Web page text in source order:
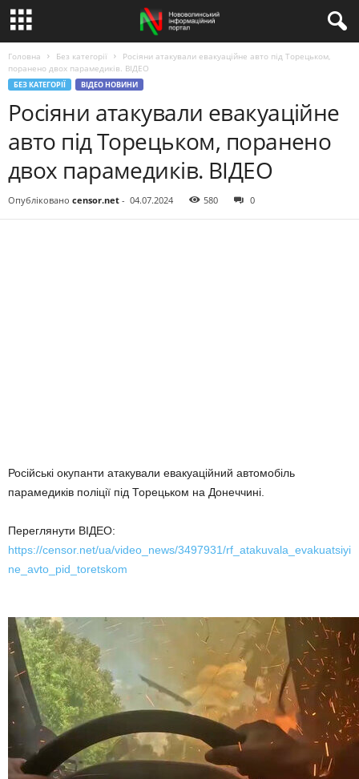
Головна Без категорії
Росіяни атакували евакуаційне авто під Торецьком,
поранено двох парамедиків. ВIДЕО
БЕЗ КАТЕГОРІЇ ВІДЕО НОВИНИ
Росіяни атакували евакуаційне
авто під Торецьком, поранено
двох парамедиків. ВIДЕО
Опубліковано censor.net - 04.07.2024 580 0
Російські окупанти атакували евакуаційний автомобіль
парамедиків поліції під Торецьком на Донеччині.
Переглянути ВІДЕО:
https://censor.net/ua/video_news/3497931/rf_atakuvala_evakuatsiyi
ne_avto_pid_toretskom